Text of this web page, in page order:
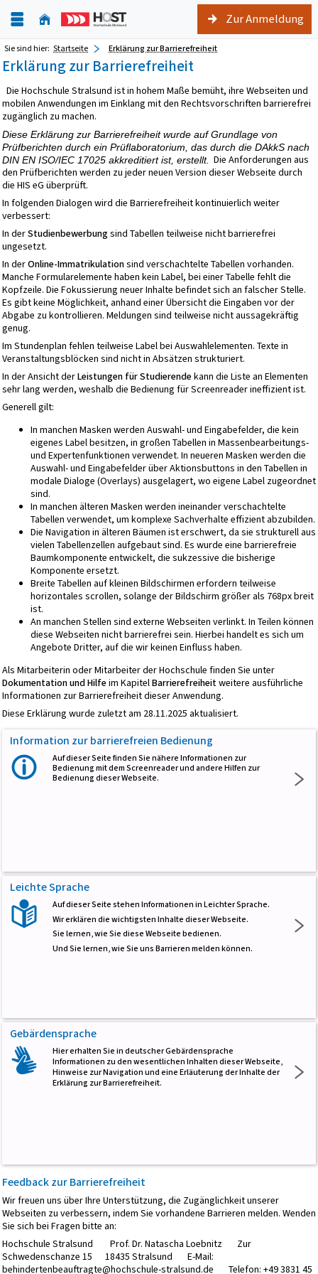
Zur Anmeldung
Sie sind hier: Startseite Erklärung zur Barrierefreiheit
Erklärung zur Barrierefreiheit
Die Hochschule Stralsund ist in hohem Maße bemüht, ihre Webseiten und
mobilen Anwendungen im Einklang mit den Rechtsvorschriften barrierefrei
zugänglich zu machen.
Diese Erklärung zur Barrierefreiheit wurde auf Grundlage von
Prüfberichten durch ein Prüflaboratorium, das durch die DAkkS nach
DIN EN ISO/IEC 17025 akkreditiert ist, erstellt. Die Anforderungen aus
den Prüfberichten werden zu jeder neuen Version dieser Webseite durch
die HIS eG überprüft.
In folgenden Dialogen wird die Barrierefreiheit kontinuierlich weiter
verbessert:
In derStudienbewerbungsind Tabellen teilweise nicht barrierefrei
ungesetzt.
In derOnline-Immatrikulationsind verschachtelte Tabellen vorhanden.
Manche Formularelemente haben kein Label, bei einer Tabelle fehlt die
Kopfzeile. Die Fokussierung neuer Inhalte befindet sich an falscher Stelle.
Es gibt keine Möglichkeit, anhand einer Übersicht die Eingaben vor der
Abgabe zu kontrollieren. Meldungen sind teilweise nicht aussagekräftig
genug.
Im Stundenplan fehlen teilweise Label bei Auswahlelementen. Texte in
Veranstaltungsblöcken sind nicht in Absätzen strukturiert.
In der Ansicht derLeistungen für Studierendekann die Liste an Elementen
sehr lang werden, weshalb die Bedienung für Screenreader ineffizient ist.
Generell gilt:
In manchen Masken werden Auswahl- und Eingabefelder, die kein
eigenes Label besitzen, in großen Tabellen in Massenbearbeitungs-
und Expertenfunktionen verwendet. In neueren Masken werden die
Auswahl- und Eingabefelder über Aktionsbuttons in den Tabellen in
modale Dialoge (Overlays) ausgelagert, wo eigene Label zugeordnet
sind.
In manchen älteren Masken werden ineinander verschachtelte
Tabellen verwendet, um komplexe Sachverhalte effizient abzubilden.
Die Navigation in älteren Bäumen ist erschwert, da sie strukturell aus
vielen Tabellenzellen aufgebaut sind. Es wurde eine barrierefreie
Baumkomponente entwickelt, die sukzessive die bisherige
Komponente ersetzt.
Breite Tabellen auf kleinen Bildschirmen erfordern teilweise
horizontales scrollen, solange der Bildschirm größer als 768px breit
ist.
An manchen Stellen sind externe Webseiten verlinkt. In Teilen können
diese Webseiten nicht barrierefrei sein. Hierbei handelt es sich um
Angebote Dritter, auf die wir keinen Einfluss haben.
Als Mitarbeiterin oder Mitarbeiter der Hochschule finden Sie unter
Dokumentation und Hilfeim KapitelBarrierefreiheitweitere ausführliche
Informationen zur Barrierefreiheit dieser Anwendung.
Diese Erklärung wurde zuletzt am 28.11.2025 aktualisiert.
Information zur barrierefreien Bedienung
Auf dieser Seite finden Sie nähere Informationen zur
Bedienung mit dem Screenreader und andere Hilfen zur
Bedienung dieser Webseite.
Leichte Sprache
Auf dieser Seite stehen Informationen in Leichter Sprache.
Wir erklären die wichtigsten Inhalte dieser Webseite.
Sie lernen, wie Sie diese Webseite bedienen.
Und Sie lernen, wie Sie uns Barrieren melden können.
Gebärdensprache
Hier erhalten Sie in deutscher Gebärdensprache
Informationen zu den wesentlichen Inhalten dieser Webseite,
Hinweise zur Navigation und eine Erläuterung der Inhalte der
Erklärung zur Barrierefreiheit.
Feedbackzur Barrierefreiheit
Wir freuen uns über Ihre Unterstützung, die Zugänglichkeit unserer
Webseiten zu verbessern, indem Sie vorhandene Barrieren melden. Wenden
Sie sich bei Fragen bitte an:
Hochschule Stralsund Prof. Dr. Natascha Loebnitz Zur
Schwedenschanze 15 18435 Stralsund E-Mail:
behindertenbeauftragte@hochschule-stralsund.de Telefon: +49 3831 45